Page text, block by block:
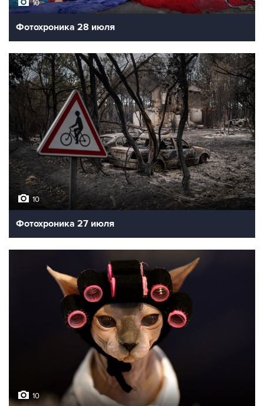
10
Фотохроника 28 июля
10
Фотохроника 27 июля
10